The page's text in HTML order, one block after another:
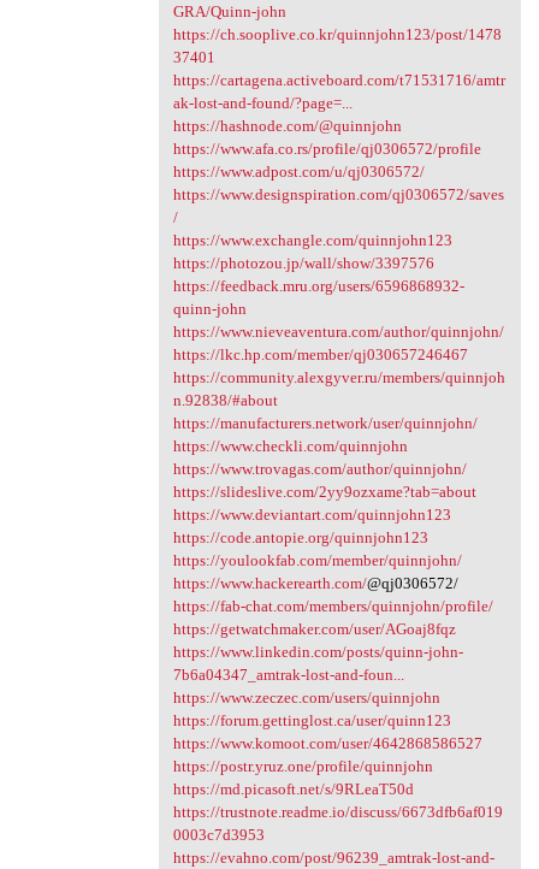
GRA/Quinn-john
https://ch.sooplive.co.kr/quinnjohn123/post/1478
37401
https://cartagena.activeboard.com/t71531716/amtr
ak-lost-and-found/?page=...
https://hashnode.com/@quinnjohn
https://www.afa.co.rs/profile/qj0306572/profile
https://www.adpost.com/u/qj0306572/
https://www.designspiration.com/qj0306572/saves
/
https://www.exchangle.com/quinnjohn123
https://photozou.jp/wall/show/3397576
https://feedback.mru.org/users/6596868932-
quinn-john
https://www.nieveaventura.com/author/quinnjohn/
https://lkc.hp.com/member/qj030657246467
https://community.alexgyver.ru/members/quinnjoh
n.92838/#about
https://manufacturers.network/user/quinnjohn/
https://www.checkli.com/quinnjohn
https://www.trovagas.com/author/quinnjohn/
https://slideslive.com/2yy9ozxame?tab=about
https://www.deviantart.com/quinnjohn123
https://code.antopie.org/quinnjohn123
https://youlookfab.com/member/quinnjohn/
https://www.hackerearth.com/@qj0306572/
https://fab-chat.com/members/quinnjohn/profile/
https://getwatchmaker.com/user/AGoaj8fqz
https://www.linkedin.com/posts/quinn-john-
7b6a04347_amtrak-lost-and-foun...
https://www.zeczec.com/users/quinnjohn
https://forum.gettinglost.ca/user/quinn123
https://www.komoot.com/user/4642868586527
https://postr.yruz.one/profile/quinnjohn
https://md.picasoft.net/s/9RLeaT50d
https://trustnote.readme.io/discuss/6673dfb6af019
0003c7d3953
https://evahno.com/post/96239_amtrak-lost-and-